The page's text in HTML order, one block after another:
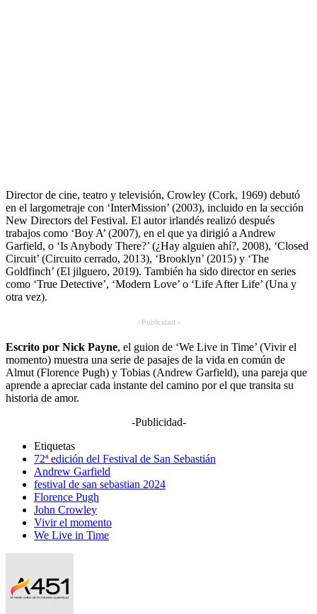
Director de cine, teatro y televisión, Crowley (Cork, 1969) debutó
en el largometraje con ‘InterMission’ (2003), incluido en la sección
New Directors del Festival. El autor irlandés realizó después
trabajos como ‘Boy A’ (2007), en el que ya dirigió a Andrew
Garfield, o ‘Is Anybody There?’ (¿Hay alguien ahí?, 2008), ‘Closed
Circuit’ (Circuito cerrado, 2013), ‘Brooklyn’ (2015) y ‘The
Goldfinch’ (El jilguero, 2019). También ha sido director en series
como ‘True Detective’, ‘Modern Love’ o ‘Life After Life’ (Una y
otra vez).
- Publicidad -
Escrito por Nick Payne, el guion de ‘We Live in Time’ (Vivir el
momento) muestra una serie de pasajes de la vida en común de
Almut (Florence Pugh) y Tobias (Andrew Garfield), una pareja que
aprende a apreciar cada instante del camino por el que transita su
historia de amor.
-Publicidad-
Etiquetas
72ª edición del Festival de San Sebastián
Andrew Garfield
festival de san sebastian 2024
Florence Pugh
John Crowley
Vivir el momento
We Live in Time